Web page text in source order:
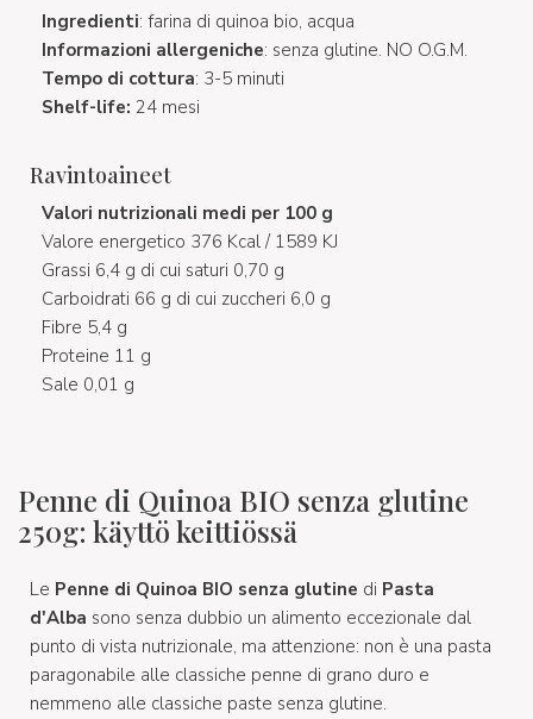
Ingredienti: farina di quinoa bio, acqua
Informazioni allergeniche: senza glutine. NO O.G.M.
Tempo di cottura: 3-5 minuti
Shelf-life: 24 mesi
Ravintoaineet
Valori nutrizionali medi per 100 g
Valore energetico 376 Kcal / 1589 KJ
Grassi 6,4 g di cui saturi 0,70 g
Carboidrati 66 g di cui zuccheri 6,0 g
Fibre 5,4 g
Proteine 11 g
Sale 0,01 g
Penne di Quinoa BIO senza glutine
250g: käyttö keittiössä
Le Penne di Quinoa BIO senza glutine di Pasta
d'Alba sono senza dubbio un alimento eccezionale dal
punto di vista nutrizionale, ma attenzione: non è una pasta
paragonabile alle classiche penne di grano duro e
nemmeno alle classiche paste senza glutine.